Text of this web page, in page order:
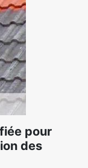
pour
des